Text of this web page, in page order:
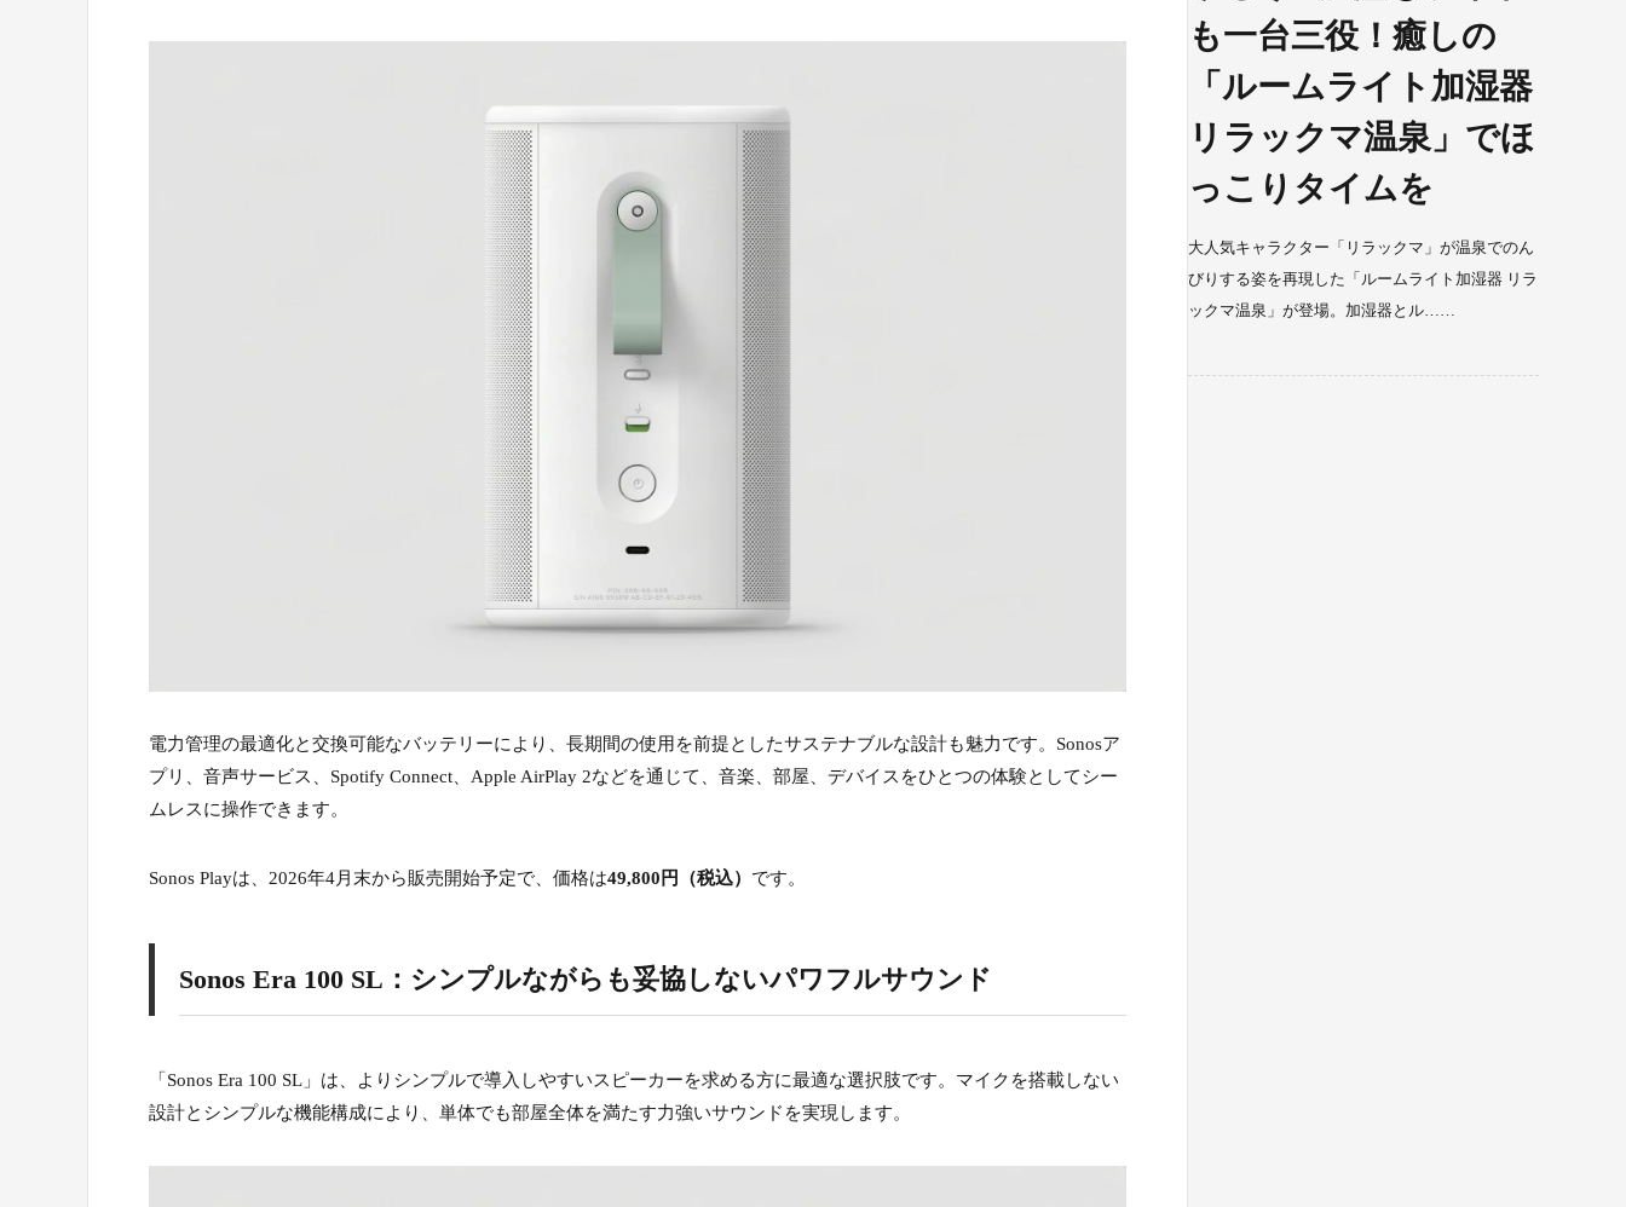
電力管理の最適化と交換可能なバッテリーにより、長期間の使用を前提としたサステナブルな設計も魅力です。Sonosア
プリ、音声サービス、Spotify Connect、Apple AirPlay 2などを通じて、音楽、部屋、デバイスをひとつの体験としてシー
ムレスに操作できます。
Sonos Playは、2026年4月末から販売開始予定で、価格は49,800円（税込） です。
Sonos Era 100 SL：シンプルながらも妥協しないパワフルサウンド
「Sonos Era 100 SL」は、よりシンプルで導入しやすいスピーカーを求める方に最適な選択肢です。マイクを搭載しない
設計とシンプルな機能構成により、単体でも部屋全体を満たす力強いサウンドを実現します。
も一台三役！癒しの
「ルームライト加湿器
リラックマ温泉」でほ
っこりタイムを
大人気キャラクター「リラックマ」が温泉でのん
びりする姿を再現した「ルームライト加湿器 リラ
ックマ温泉」が登場。加湿器とル……